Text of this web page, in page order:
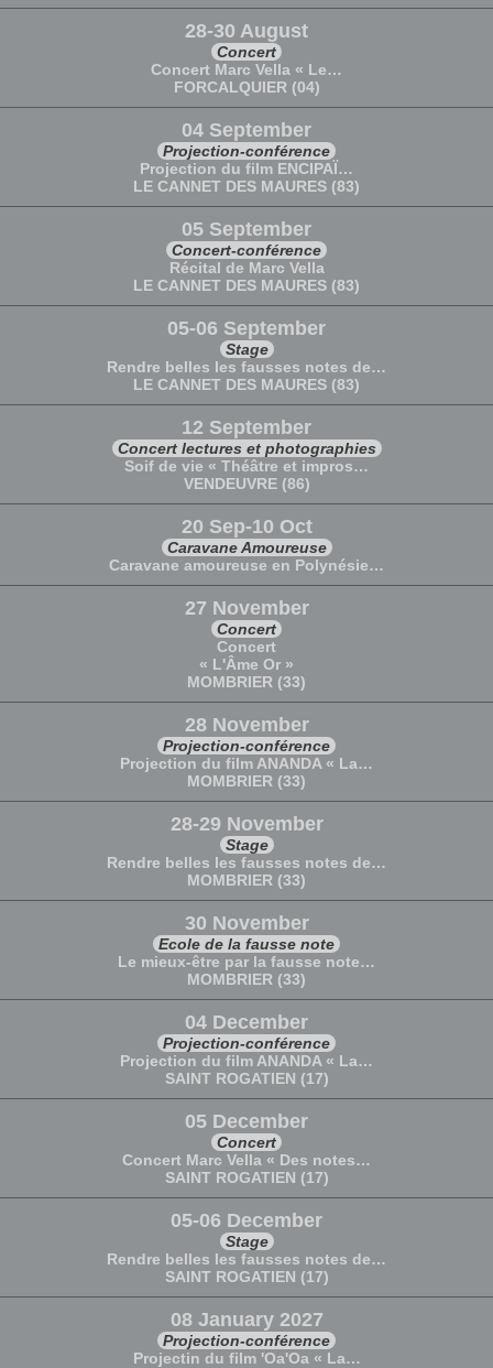
28-30 August
Concert
Concert Marc Vella « Le…
FORCALQUIER (04)
04 September
Projection-conférence
Projection du film ENCIPAÏ…
LE CANNET DES MAURES (83)
05 September
Concert-conférence
Récital de Marc Vella
LE CANNET DES MAURES (83)
05-06 September
Stage
Rendre belles les fausses notes de…
LE CANNET DES MAURES (83)
12 September
Concert lectures et photographies
Soif de vie « Théâtre et impros…
VENDEUVRE (86)
20 Sep-10 Oct
Caravane Amoureuse
Caravane amoureuse en Polynésie…
27 November
Concert
Concert
« L'Âme Or »
MOMBRIER (33)
28 November
Projection-conférence
Projection du film ANANDA « La…
MOMBRIER (33)
28-29 November
Stage
Rendre belles les fausses notes de…
MOMBRIER (33)
30 November
Ecole de la fausse note
Le mieux-être par la fausse note…
MOMBRIER (33)
04 December
Projection-conférence
Projection du film ANANDA « La…
SAINT ROGATIEN (17)
05 December
Concert
Concert Marc Vella « Des notes…
SAINT ROGATIEN (17)
05-06 December
Stage
Rendre belles les fausses notes de…
SAINT ROGATIEN (17)
08 January 2027
Projection-conférence
Projectin du film 'Oa'Oa « La…